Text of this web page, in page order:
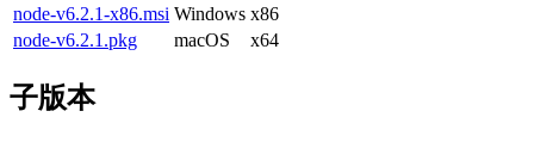
node-v6.2.1-x86.msi Windows x86
node-v6.2.1.pkg
macOS x64
子版本